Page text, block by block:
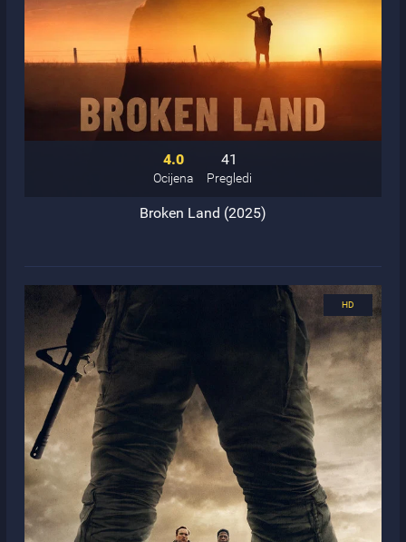
4.0
Ocijena
41
Pregledi
Broken Land (2025)